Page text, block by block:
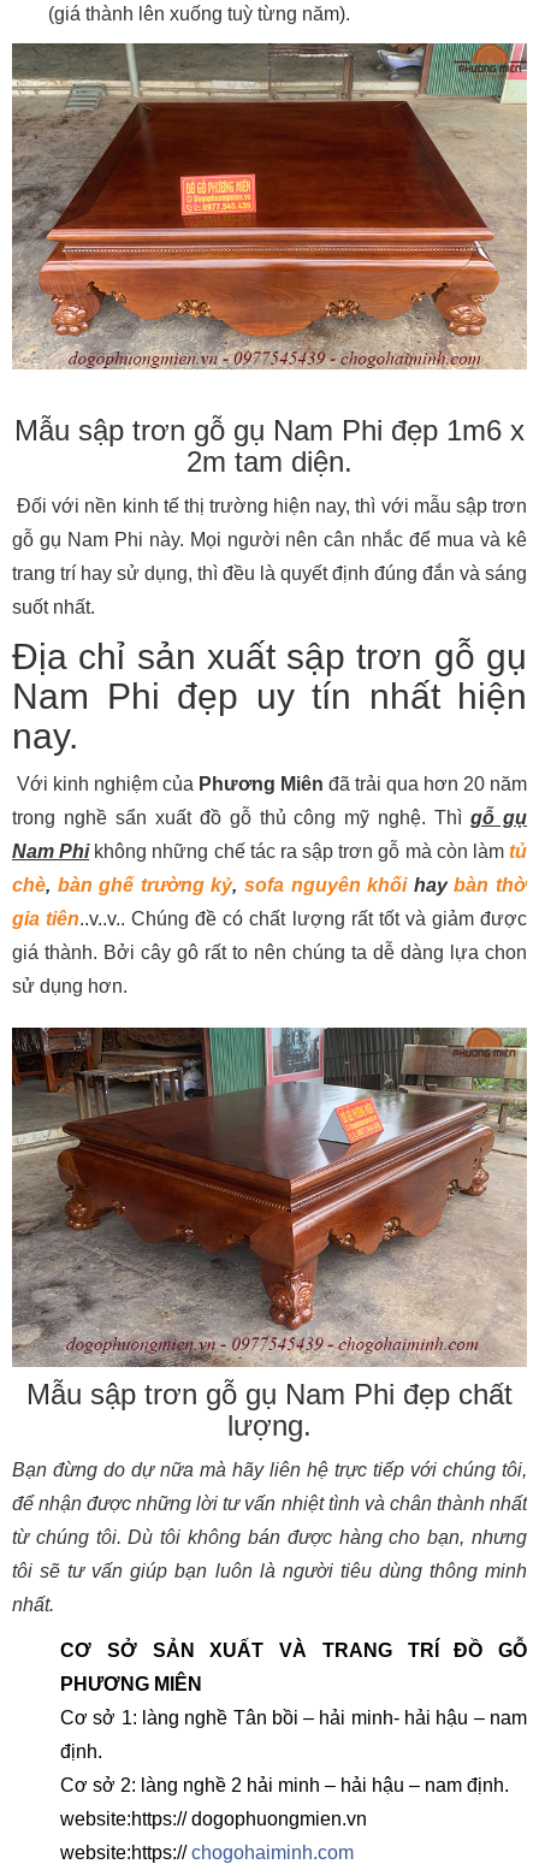
(giá thành lên xuống tuỳ từng năm).
Mẫu sập trơn gỗ gụ Nam Phi đẹp 1m6 x
2m tam diện.
Đối với nền kinh tế thị trường hiện nay, thì với mẫu sập trơn
gỗ gụ Nam Phi này. Mọi người nên cân nhắc để mua và kê
trang trí hay sử dụng, thì đều là quyết định đúng đắn và sáng
suốt nhất.
Địa chỉ sản xuất sập trơn gỗ gụ
Nam Phi đẹp uy tín nhất hiện
nay.
Với kinh nghiệm của Phương Miên đã trải qua hơn 20 năm
trong nghề sẩn xuất đồ gỗ thủ công mỹ nghệ. Thìgỗ gụ
Nam Phikhông những chế tác ra sập trơn gỗ mà còn làmtủ
chè, bàn ghế trường kỷ,sofa nguyên khối haybàn thờ
gia tiên..v..v.. Chúng đề có chất lượng rất tốt và giảm được
giá thành. Bởi cây gô rất to nên chúng ta dễ dàng lựa chon
sử dụng hơn.
Mẫu sập trơn gỗ gụ Nam Phi đẹp chất
lượng.
Bạn đừng do dự nữa mà hãy liên hệ trực tiếp với chúng tôi,
để nhận được những lời tư vấn nhiệt tình và chân thành nhất
từ chúng tôi. Dù tôi không bán được hàng cho bạn, nhưng
tôi sẽ tư vấn giúp bạn luôn là người tiêu dùng thông minh
nhất.
CƠ SỞ SẢN XUẤT VÀ TRANG TRÍ ĐỒ GỖ
PHƯƠNG MIÊN
Cơ sở 1: làng nghề Tân bồi – hải minh- hải hậu – nam
định.
Cơ sở 2: làng nghề 2 hải minh – hải hậu – nam định.
website:https:// dogophuongmien.vn
website:https://chogohaiminh.com